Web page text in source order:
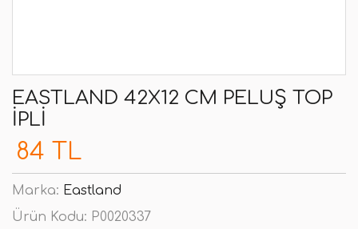
EASTLAND 42X12 CM PELUŞ TOP
İPLI
84 TL
Marka: Eastland
Ürün Kodu: P0020337